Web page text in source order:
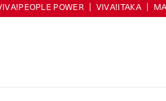
POWER VIVA!ITAKA